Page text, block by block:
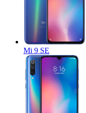
Mi 9 SE